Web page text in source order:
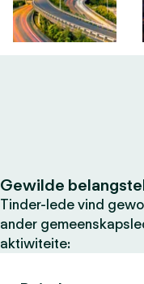
Gewilde
Tinder-lede vind
ander
aktiwiteite: